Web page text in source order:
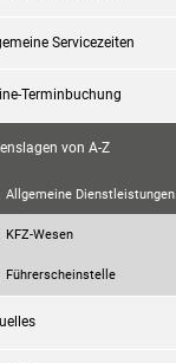
Servicezeiten
Terminbuchung
von A-Z
Allgemeine Dienstleistungen
KFZ-Wesen
Führerscheinstelle